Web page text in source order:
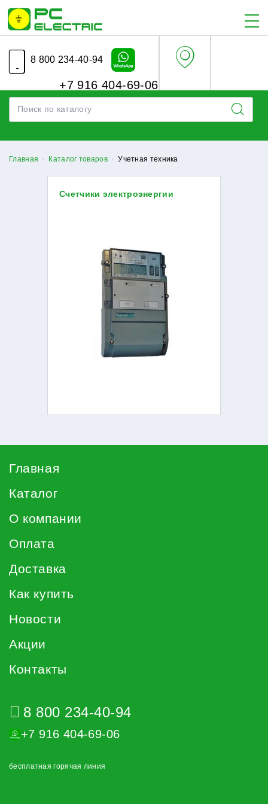
8 800 234-40-94
+7 916 404-69-06
Главная Каталог товаров Учетная техника
Счетчики электроэнергии
Главная
Каталог
О компании
Оплата
Доставка
Как купить
Новости
Акции
Контакты
8 800 234-40-94
+7 916 404-69-06
бесплатная горячая линия